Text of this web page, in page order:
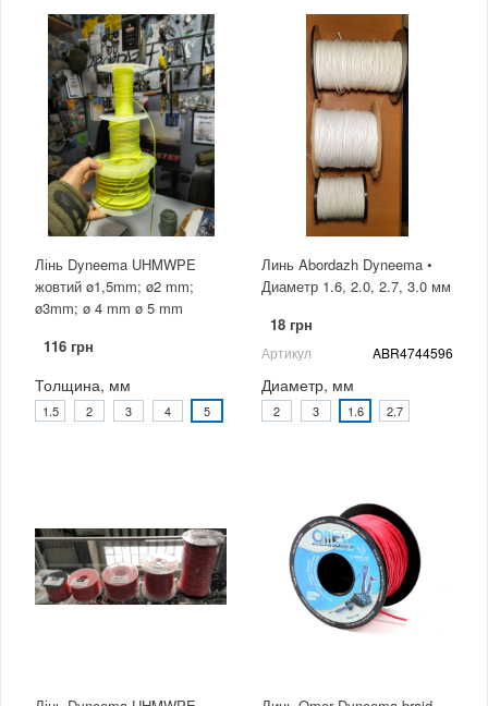
Лінь Dyneema UHMWPE
жовтий ø1,5mm; ø2 mm;
ø3mm; ø 4 mm ø 5 mm
116 грн
Толщина, мм
1.5 2 3 4 5
Линь Abordazh Dyneema •
Диаметр 1.6, 2.0, 2.7, 3.0 мм
18 грн
Артикул ABR4744596
Диаметр, мм
2 3 1.6 2.7